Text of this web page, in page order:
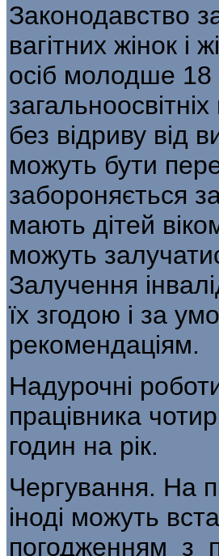
Законодавство
вагітних жінок і
осіб молодше 18
без відриву від
можуть бути
забороняється
мають дітей
можуть
Залучення
їх згодою і за
рекомендаціям.
Надурочні
працівника
годин на рік.
Чергування. На
іноді можуть
погодженням з